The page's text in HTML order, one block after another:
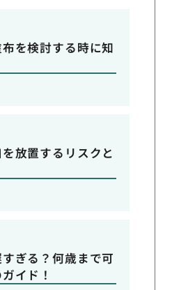
を検討する時に知
放置するリスクと
ぎる？何歳まで可
イド！